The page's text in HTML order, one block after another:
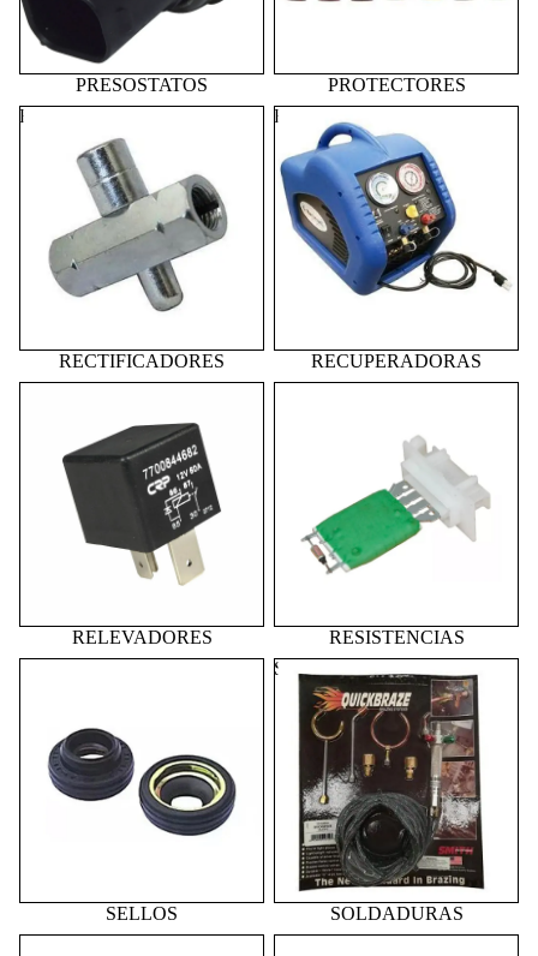
PRESOSTATOS
PROTECTORES
RECTIFICADORES
RECTIFICADORES
RECUPERADORAS
RECUPERADORAS
RELEVADORES
RESISTENCIAS
SELLOS
SOLDADURAS
SOLDADURAS